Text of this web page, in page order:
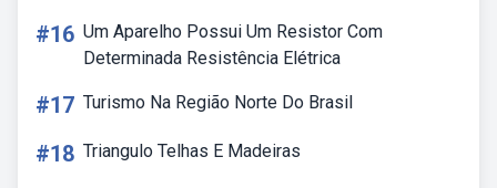
#16 Um Aparelho Possui Um Resistor Com
Determinada Resistência Elétrica
#17 Turismo Na Região Norte Do Brasil
#18 Triangulo Telhas E Madeiras